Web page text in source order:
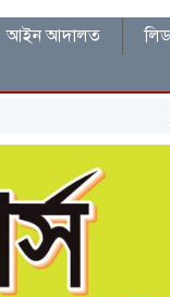
আইন আদালত